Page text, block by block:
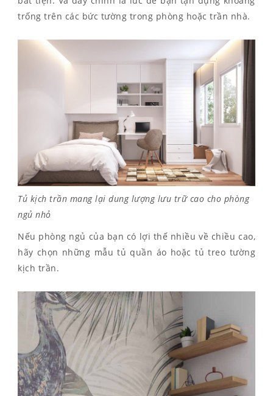
trống trên các bức tường trong phòng hoặc trần nhà.
Tủ kịch trần mang lại dung lượng lưu trữ cao cho phòng
ngủ nhỏ
Nếu phòng ngủ của bạn có lợi thế nhiều về chiều cao,
hãy chọn những mẫu tủ quần áo hoặc tủ treo tường
kịch trần.